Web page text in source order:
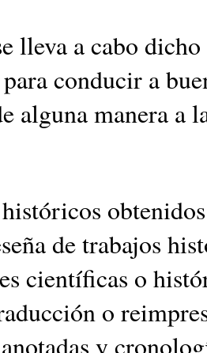
lleva a cabo
conducir a
alguna manera a
de trabajos
científicas o
o
y